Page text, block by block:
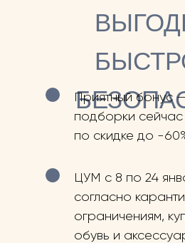
ЦУМ с 8 по 24
согласно
ограничениям,
обувь и
Приятный бонус
подборки сейчас
по скидке до -